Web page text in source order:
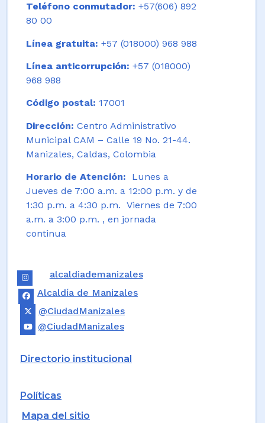
Teléfono conmutador: +57(606) 892
80 00
Línea gratuita: +57 (018000) 968 988
Línea anticorrupción: +57 (018000)
968 988
Código postal: 17001
Dirección: Centro Administrativo
Municipal CAM – Calle 19 No. 21-44.
Manizales, Caldas, Colombia
Horario de Atención: Lunes a
Jueves de 7:00 a.m. a 12:00 p.m. y de
1:30 p.m. a 4:30 p.m. Viernes de 7:00
a.m. a 3:00 p.m. , en jornada
continua
alcaldiademanizales
Alcaldía de Manizales
@CiudadManizales
@CiudadManizales
Directorio institucional
Políticas
Mapa del sitio